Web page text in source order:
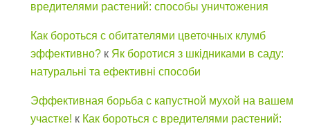
вредителями растений: способы уничтожения
Как бороться с обитателями цветочных клумб
эффективно? к Як боротися з шкідниками в саду:
натуральні та ефективні способи
Эффективная борьба с капустной мухой на вашем
участке! к Как бороться с вредителями растений: